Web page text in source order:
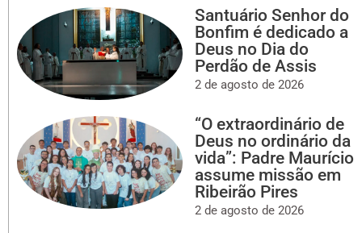
Santuário Senhor do
Bonfim é dedicado a
Deus no Dia do
Perdão de Assis
2 de agosto de 2026
“O extraordinário de
Deus no ordinário da
vida”: Padre Maurício
assume missão em
Ribeirão Pires
2 de agosto de 2026